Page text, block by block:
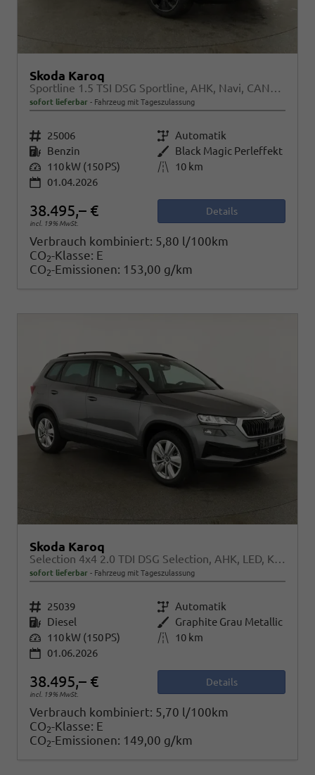
Skoda Karoq
Sportline 1.5 TSI DSG Sportline, AHK, Navi, CANTON, Matrix, AreaView, Side, Kamera, el. Klappe, FS-beheizbar
sofort lieferbar Fahrzeug mit Tageszulassung
Fahrzeugnr. 25006 Getriebe Automatik
Kraftstoff Benzin Außenfarbe Black Magic Perleffekt
Leistung 110 kW (150 PS) Kilometerstand
10 km
01.04.2026
38.495,– €
incl. 19% MwSt.
Details
Verbrauch kombiniert: 5,80 l/100km
CO2-Klasse: E
CO2-Emissionen: 153,00 g/km
Skoda Karoq
Selection 4x4 2.0 TDI DSG Selection, AHK, LED, Kamera, Winter, el. Klappe, 4 J.-Garantie
sofort lieferbar Fahrzeug mit Tageszulassung
Fahrzeugnr. 25039 Getriebe Automatik
Kraftstoff Diesel Außenfarbe Graphite Grau Metallic
Leistung 110 kW (150 PS) Kilometerstand
10 km
01.06.2026
38.495,– €
incl. 19% MwSt.
Details
Verbrauch kombiniert: 5,70 l/100km
CO2-Klasse: E
CO2-Emissionen: 149,00 g/km